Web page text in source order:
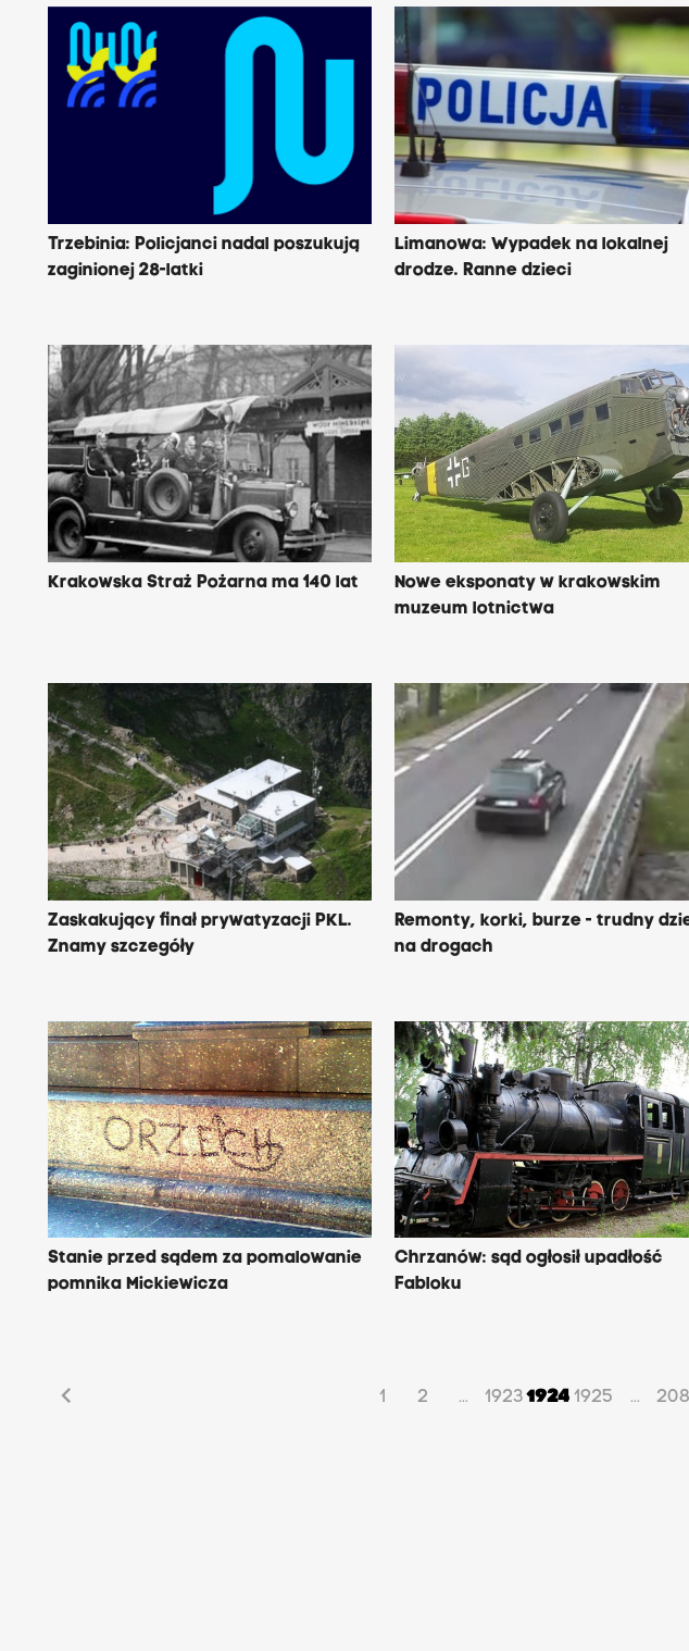
Trzebinia: Policjanci nadal poszukują
zaginionej 28-latki
Limanowa: Wypadek na lokalnej
drodze. Ranne dzieci
Krakowska Straż Pożarna ma 140 lat
Nowe eksponaty w krakowskim
muzeum lotnictwa
Zaskakujący finał prywatyzacji PKL.
Znamy szczegóły
Remonty, korki, burze - trudny
na drogach
Stanie przed sądem za pomalowanie
pomnika Mickiewicza
Chrzanów: sąd ogłosił upadłość
Fabloku
chevron_left 1 2 ... 1923 1924 1925 ...